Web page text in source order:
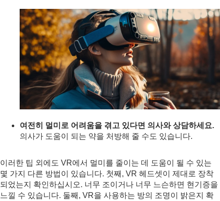
여전히 멀미로 어려움을 겪고 있다면 의사와 상담하세요.
의사가 도움이 되는 약을 처방해 줄 수도 있습니다.
이러한 팁 외에도 VR에서 멀미를 줄이는 데 도움이 될 수 있는
몇 가지 다른 방법이 있습니다. 첫째, VR 헤드셋이 제대로 장착
되었는지 확인하십시오. 너무 조이거나 너무 느슨하면 현기증을
느낄 수 있습니다. 둘째, VR을 사용하는 방의 조명이 밝은지 확